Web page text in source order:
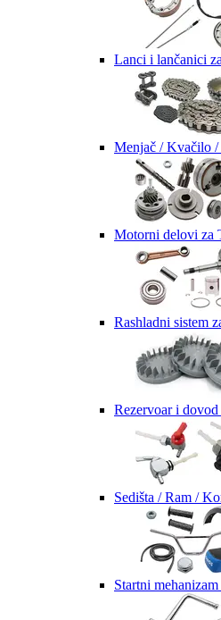
Lanci i lančanici
Menjač / Kvačilo /
Motorni delovi za
Rashladni sistem
Rezervoar i
Sedišta / Ram /
Startni